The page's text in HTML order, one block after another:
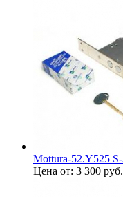
Mottura-52.Y525
Цена от: 3 300 руб.